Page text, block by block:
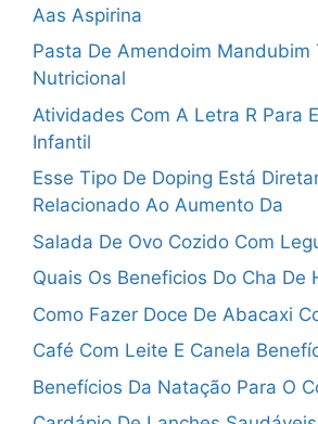
Aas Aspirina
Pasta De Amendoim Mandubim
Nutricional
Atividades Com A Letra R Para
Infantil
Esse Tipo De Doping Está
Relacionado Ao Aumento Da
Salada De Ovo Cozido Com
Quais Os Beneficios Do Cha De
Como Fazer Doce De Abacaxi
Café Com Leite E Canela
Benefícios Da Natação Para O